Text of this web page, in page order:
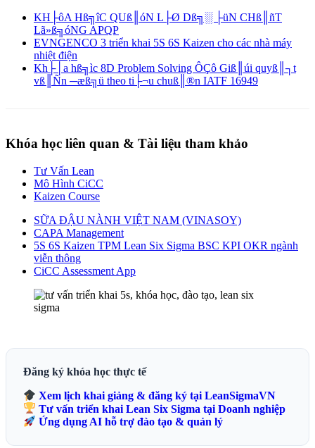
KH├ôA Hß╗îC QUß║óN L├Ø Dß╗░ ├üN CHß║ñT
Lã»ß╗óNG APQP
EVNGENCO 3 triển khai 5S 6S Kaizen cho các nhà máy
nhiệt điện
Kh├│a hß╗ìc 8D Problem Solving ÔÇô Giß║úi quyß║┐t
vß║Ñn ─æß╗ü theo ti├¬u chuß║®n IATF 16949
Khóa học liên quan & Tài liệu tham khảo
Tư Vấn Lean
Mô Hình CiCC
Kaizen Course
SỮA ĐẬU NÀNH VIỆT NAM (VINASOY)
CAPA Management
5S 6S Kaizen TPM Lean Six Sigma BSC KPI OKR ngành
viễn thông
CiCC Assessment App
Đăng ký khóa học thực tế
Xem lịch khai giảng & đăng ký tại LeanSigmaVN
Tư vấn triển khai Lean Six Sigma tại Doanh nghiệp
Ứng dụng AI hỗ trợ đào tạo & quản lý